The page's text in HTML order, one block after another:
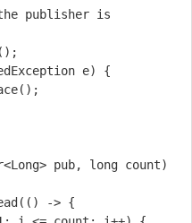
pub, long count)